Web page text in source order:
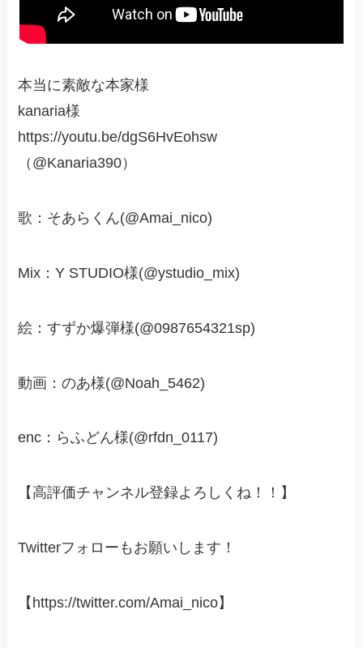
本当に素敵な本家様
kanaria様
https://youtu.be/dgS6HvEohsw
（@Kanaria390）
歌：そあらくん(@Amai_nico)
Mix：Y STUDIO様(@ystudio_mix)
絵：すずか爆弾様(@0987654321sp)
動画：のあ様(@Noah_5462)
enc：らふどん様(@rfdn_0117)
【高評価チャンネル登録よろしくね！！】
Twitterフォローもお願いします！
【https://twitter.com/Amai_nico】​